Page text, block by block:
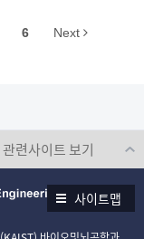
6 Next
사이트맵